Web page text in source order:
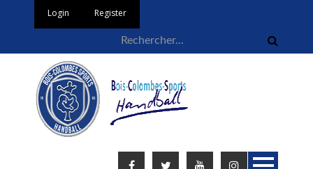
Login Register